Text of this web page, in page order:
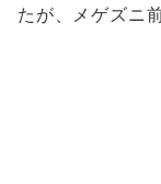
たが、 メゲズニ